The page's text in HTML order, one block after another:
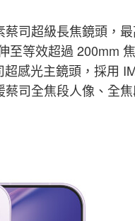
司超級長焦鏡頭，
等效超過 200mm
感光主鏡頭，採用
司全焦段人像、全